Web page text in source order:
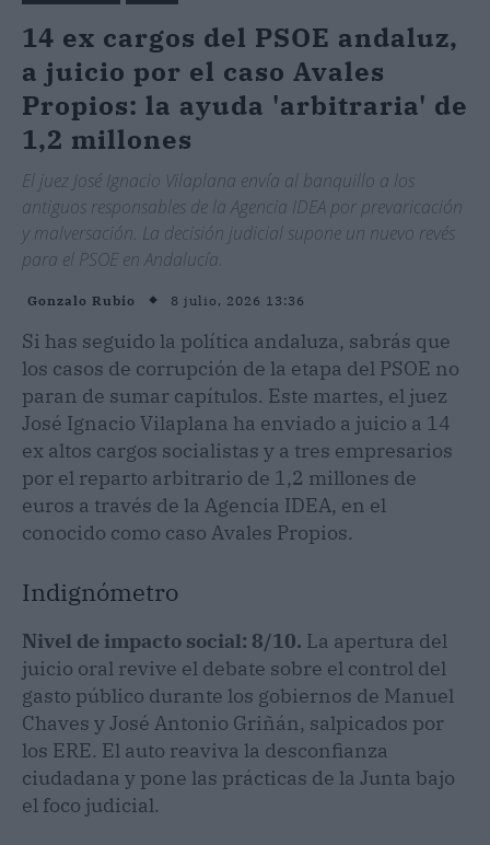
14 ex cargos del PSOE andaluz,
a juicio por el caso Avales
Propios: la ayuda 'arbitraria' de
1,2 millones
El juez José Ignacio Vilaplana envía al banquillo a los
antiguos responsables de la Agencia IDEA por prevaricación
y malversación. La decisión judicial supone un nuevo revés
para el PSOE en Andalucía.
Gonzalo Rubio 8 julio, 2026 13:36
Si has seguido la política andaluza, sabrás que
los casos de corrupción de la etapa del PSOE no
paran de sumar capítulos. Este martes, el juez
José Ignacio Vilaplana ha enviado a juicio a 14
ex altos cargos socialistas y a tres empresarios
por el reparto arbitrario de 1,2 millones de
euros a través de la Agencia IDEA, en el
conocido como caso Avales Propios.
Indignómetro
Nivel de impacto social: 8/10. La apertura del
juicio oral revive el debate sobre el control del
gasto público durante los gobiernos de Manuel
Chaves y José Antonio Griñán, salpicados por
los ERE. El auto reaviva la desconfianza
ciudadana y pone las prácticas de la Junta bajo
el foco judicial.